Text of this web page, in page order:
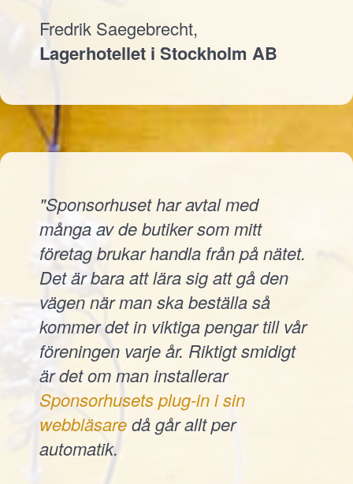
Fredrik Saegebrecht,
Lagerhotellet i Stockholm AB
"Sponsorhuset har avtal med
många av de butiker som mitt
företag brukar handla från på nätet.
Det är bara att lära sig att gå den
vägen när man ska beställa så
kommer det in viktiga pengar till vår
föreningen varje år. Riktigt smidigt
är det om man installerar
Sponsorhusets plug-in i sin
webbläsaredå går allt per
automatik.